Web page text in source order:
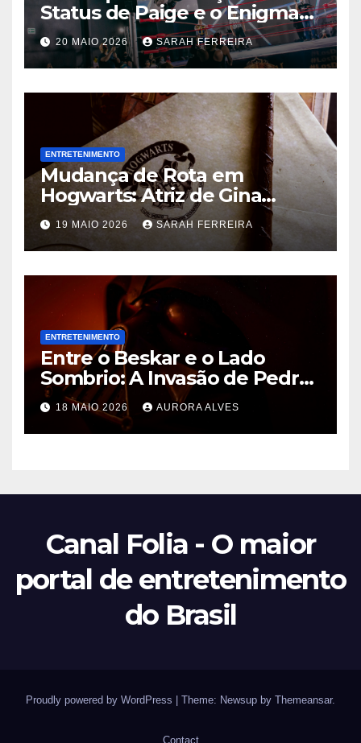
Status de Paige e o Enigma
Chris Jericho na WWE
20 MAIO 2026 SARAH FERREIRA
ENTRETENIMENTO
Mudança de Rota em
Hogwarts: Atriz de Gina
Weasley Deixa a Nova Série
da HBO Após a Primeira
Temporada
19 MAIO 2026 SARAH FERREIRA
ENTRETENIMENTO
Entre o Beskar e o Lado
Sombrio: A Invasão de Pedro
Pascal na Disney e o Futuro
de Hayden Christensen em
Star Wars
18 MAIO 2026 AURORA ALVES
Canal Folia - O maior
portal de entretenimento
do Brasil
Proudly powered by WordPress | Theme: Newsup by Themeansar.
Contact